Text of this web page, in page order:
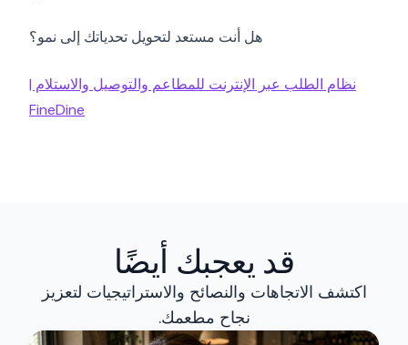
هل أنت مستعد لتحويل تحدياتك إلى نمو؟
نظام الطلب عبر الإنترنت للمطاعم والتوصيل والاستلام |
FineDine
قد يعجبك أيضًا
اكتشف الاتجاهات والنصائح والاستراتيجيات لتعزيز
نجاح مطعمك.